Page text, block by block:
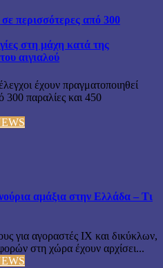
περισσότερες από 300
στη μάχη κατά της
αιγιαλού
έχουν πραγματοποιηθεί
παραλίες και 450
αμάξια στην Ελλάδα – Τι
για αγοραστές ΙΧ και δικύκλων,
στη χώρα έχουν αρχίσει...